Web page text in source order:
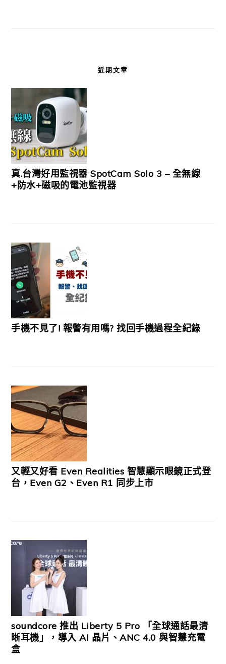
近期文章
真.台灣好用監視器 SpotCam Solo 3 – 全無線
+防水+磁吸的電池監視器
手機不見了! 報警有用嗎? 找回手機過程全紀錄
又輕又好看 Even Realities 智慧顯示眼鏡正式登
台，Even G2、Even R1 同步上市
soundcore 推出 Liberty 5 Pro 「全球通話最清
晰耳機」，導入 AI 晶片、ANC 4.0 與智慧充電
盒